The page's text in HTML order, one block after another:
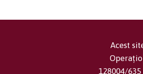
Acest
128004/